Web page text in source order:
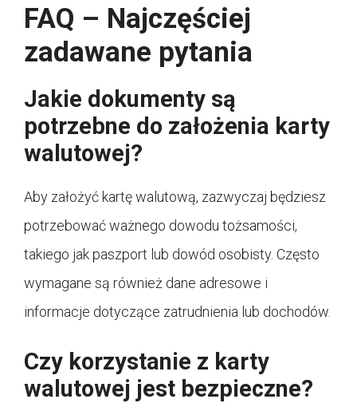
FAQ – Najczęściej
zadawane pytania
Jakie dokumenty są
potrzebne do założenia karty
walutowej?
Aby założyć kartę walutową, zazwyczaj będziesz
potrzebować ważnego dowodu tożsamości,
takiego jak paszport lub dowód osobisty. Często
wymagane są również dane adresowe i
informacje dotyczące zatrudnienia lub dochodów.
Czy korzystanie z karty
walutowej jest bezpieczne?